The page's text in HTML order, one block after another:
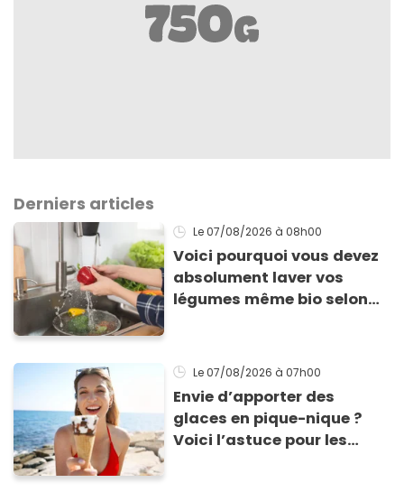
Derniers articles
Le 07/08/2026 à 08h00
Voici pourquoi vous devez
absolument laver vos
légumes même bio selon
Le 07/08/2026 à 07h00
Envie d’apporter des
glaces en pique-nique ?
Voici l’astuce pour les